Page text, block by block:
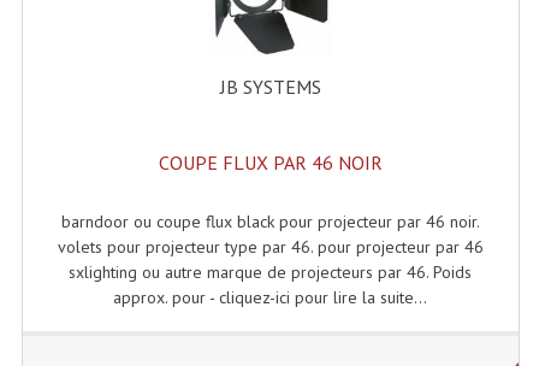
Angles Structure SC150
Angles Structure SD250
Angles Trio Steel Acier
Cercle Monotube
JB SYSTEMS
COUPE FLUX PAR 46 NOIR
barndoor ou coupe flux black pour projecteur par 46 noir.
volets pour projecteur type par 46. pour projecteur par 46
sxlighting ou autre marque de projecteurs par 46. Poids
approx. pour - cliquez-ici pour lire la suite...